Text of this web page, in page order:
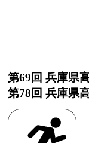
第69回 兵庫県
第78回 兵庫県